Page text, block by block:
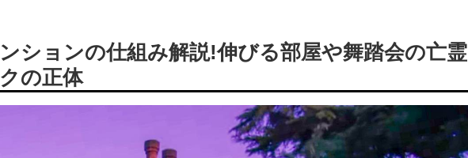
ションの仕組み解説!伸びる部屋や舞踏会の亡霊
の正体